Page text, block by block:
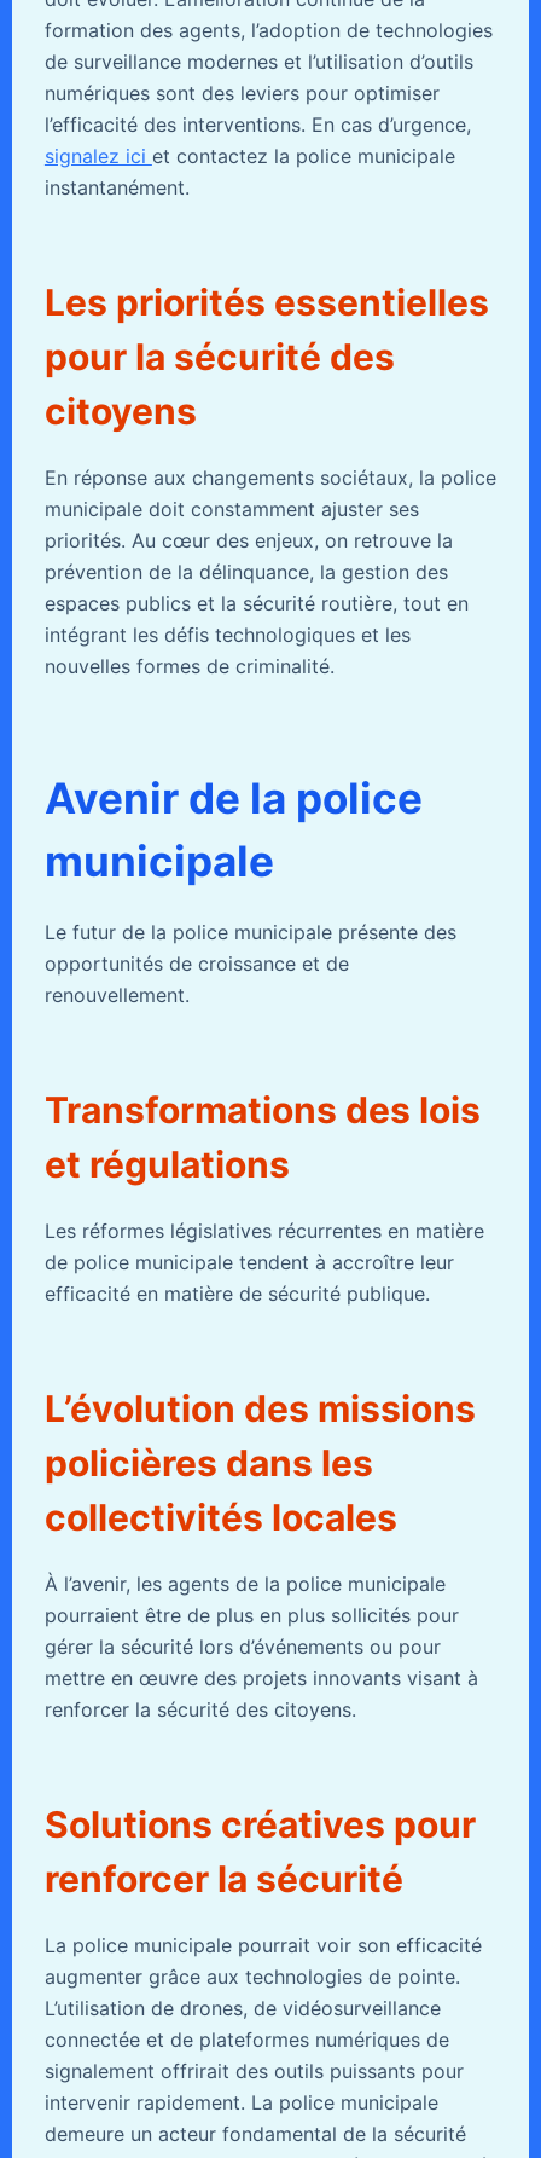
formation des agents, l’adoption de technologies
de surveillance modernes et l’utilisation d’outils
numériques sont des leviers pour optimiser
l’efficacité des interventions. En cas d’urgence,
signalez ici et contactez la police municipale
instantanément.
Les priorités essentielles
pour la sécurité des
citoyens
En réponse aux changements sociétaux, la police
municipale doit constamment ajuster ses
priorités. Au cœur des enjeux, on retrouve la
prévention de la délinquance, la gestion des
espaces publics et la sécurité routière, tout en
intégrant les défis technologiques et les
nouvelles formes de criminalité.
Avenir de la police
municipale
Le futur de la police municipale présente des
opportunités de croissance et de
renouvellement.
Transformations des lois
et régulations
Les réformes législatives récurrentes en matière
de police municipale tendent à accroître leur
efficacité en matière de sécurité publique.
L’évolution des missions
policières dans les
collectivités locales
À l’avenir, les agents de la police municipale
pourraient être de plus en plus sollicités pour
gérer la sécurité lors d’événements ou pour
mettre en œuvre des projets innovants visant à
renforcer la sécurité des citoyens.
Solutions créatives pour
renforcer la sécurité
La police municipale pourrait voir son efficacité
augmenter grâce aux technologies de pointe.
L’utilisation de drones, de vidéosurveillance
connectée et de plateformes numériques de
signalement offrirait des outils puissants pour
intervenir rapidement. La police municipale
demeure un acteur fondamental de la sécurité